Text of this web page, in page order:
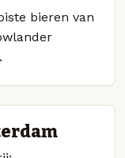
bieren van
.